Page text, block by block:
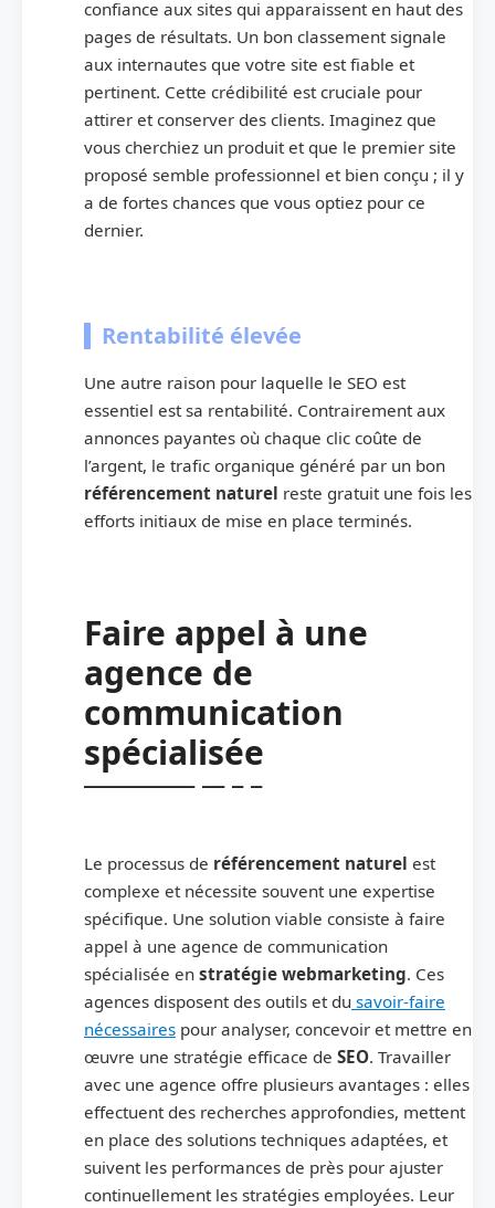
confiance aux sites qui apparaissent en haut des
pages de résultats. Un bon classement signale
aux internautes que votre site est fiable et
pertinent. Cette crédibilité est cruciale pour
attirer et conserver des clients. Imaginez que
vous cherchiez un produit et que le premier site
proposé semble professionnel et bien conçu ; il y
a de fortes chances que vous optiez pour ce
dernier.
Rentabilité élevée
Une autre raison pour laquelle le SEO est
essentiel est sa rentabilité. Contrairement aux
annonces payantes où chaque clic coûte de
l’argent, le trafic organique généré par un bon
référencement naturel reste gratuit une fois les
efforts initiaux de mise en place terminés.
Faire appel à une
agence de
communication
spécialisée
Le processus de référencement naturel est
complexe et nécessite souvent une expertise
spécifique. Une solution viable consiste à faire
appel à une agence de communication
spécialisée en stratégie webmarketing. Ces
agences disposent des outils et du savoir-faire
nécessaires pour analyser, concevoir et mettre en
œuvre une stratégie efficace de SEO. Travailler
avec une agence offre plusieurs avantages : elles
effectuent des recherches approfondies, mettent
en place des solutions techniques adaptées, et
suivent les performances de près pour ajuster
continuellement les stratégies employées. Leur